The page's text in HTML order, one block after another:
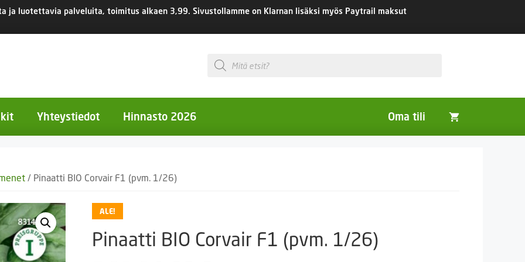
ja luotettavia palveluita, toimitus alkaen 3,99. Sivustollamme on Klarnan lisäksi myös Paytrail maksut
Products
search
kukat
Yhteystiedot Hinnasto 2026 Oma tili
/ Pinaatti BIO Corvair F1 (pvm. 1/26)
ALE!
Pinaatti BIO Corvair F1 (pvm. 1/26)